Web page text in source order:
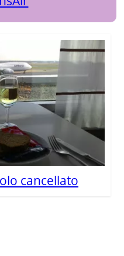
cancellato